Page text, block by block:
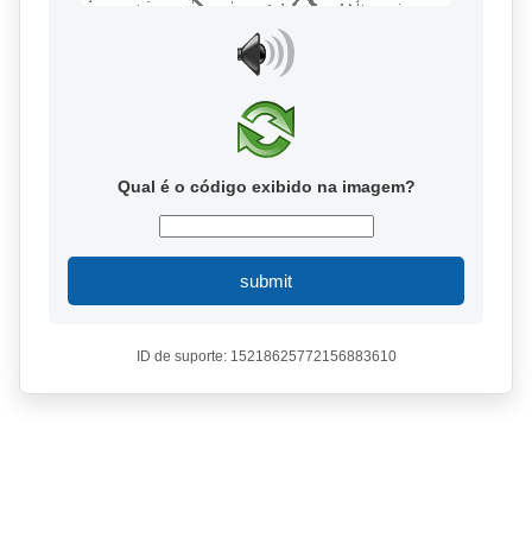
Qual é o código exibido na imagem?
submit
ID de suporte: 15218625772156883610